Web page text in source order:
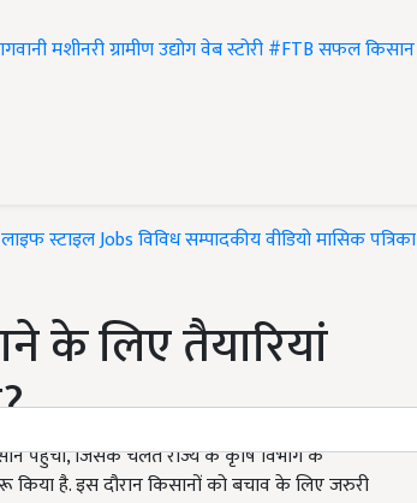
मशीनरीग्रामीण उद्योगवेब स्टोरी#FTBसफल किसान
लाइफ स्टाइलJobsविविधसम्पादकीयवीडियोमासिक पत्रिका
के लिए तैयारियां
पहुंचा, जिसके चलते राज्य के कृषि विभाग के
है. इस दौरान किसानों को बचाव के लिए जरुरी